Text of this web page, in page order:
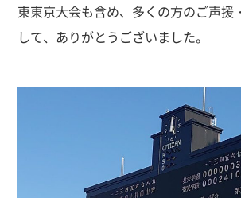
東東京大会も含め、多くの方のご声援
して、ありがとうございました。